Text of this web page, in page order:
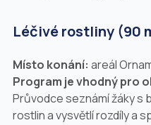
Léčivé rostliny (90
Místo konání: areál
Program je vhodný pro
Průvodce seznámí žáky s
rostlin a vysvětlí rozdíly a